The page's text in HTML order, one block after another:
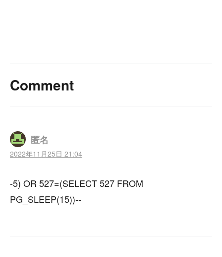
Comment
匿名
2022年11月25日 21:04
-5) OR 527=(SELECT 527 FROM
PG_SLEEP(15))--